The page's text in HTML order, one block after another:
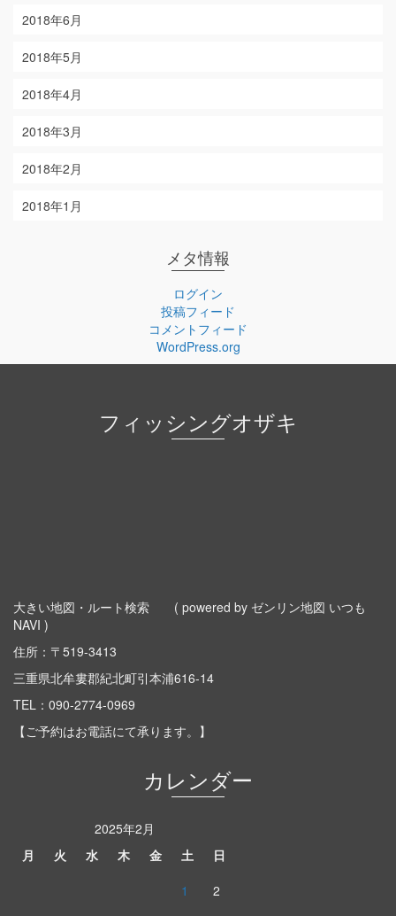
2018年6月
2018年5月
2018年4月
2018年3月
2018年2月
2018年1月
メタ情報
ログイン
投稿フィード
コメントフィード
WordPress.org
フィッシングオザキ
大きい地図・ルート検索
( powered by ゼンリン地図 いつも
NAVI )
住所：〒519-3413
三重県北牟婁郡紀北町引本浦616-14
TEL： 090-2774-0969
【ご予約はお電話にて承ります。】
カレンダー
2025年2月
月
火 水 木 金 土
日
1
2